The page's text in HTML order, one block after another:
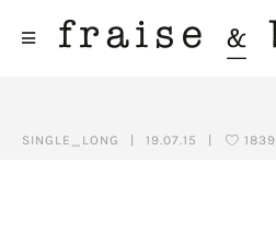
SINGLE_LONG 19.07.15 1839